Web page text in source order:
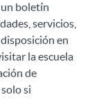
un boletín
servicios,
en
la escuela
de
si